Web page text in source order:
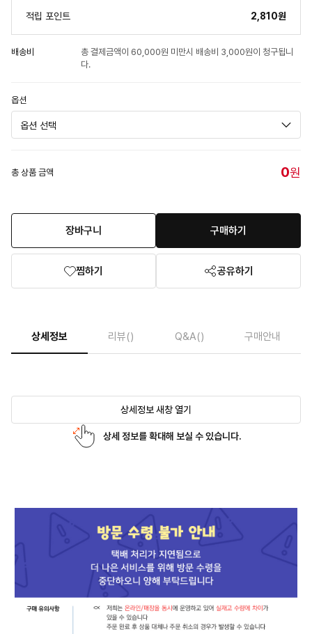
적립 포인트 2,810원
배송비
총 결제금액이 60,000원 미만시 배송비 3,000원이 청구됩니
다.
옵션
총 상품 금액 0원
장바구니 구매하기
찜하기 공유하기
상세정보 리뷰() Q&A() 구매안내
상세정보 새창 열기
상세 정보를 확대해 보실 수 있습니다.